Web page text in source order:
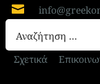

Σχετικά